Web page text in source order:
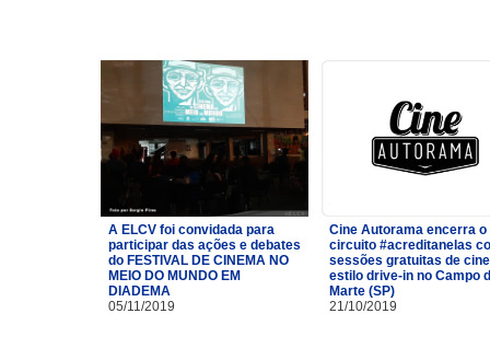
A ELCV foi convidada para
participar das ações e debates
do FESTIVAL DE CINEMA NO
MEIO DO MUNDO EM
DIADEMA
05/11/2019
Cine Autorama encerra o
circuito #acreditanelas
sessões gratuitas de
estilo drive-in no Campo
Marte (SP)
21/10/2019